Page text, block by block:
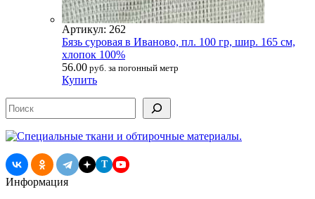
Артикул: 262
Бязь суровая в Иваново, пл. 100 гр, шир. 165 см,
хлопок 100%
56.00 руб. за погонный метр
Купить
Поиск
T
Информация